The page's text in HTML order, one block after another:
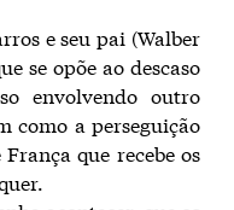
e seu pai (Walber
se opõe ao descaso
envolvendo outro
como a perseguição
que recebe os